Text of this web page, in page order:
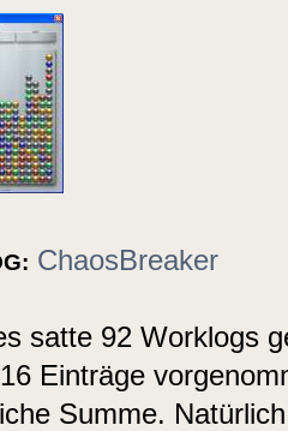
ChaosBreaker
satte 92 Worklogs
Einträge
Summe.